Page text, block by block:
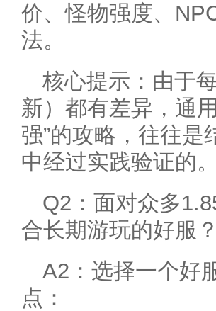
价、怪物强度、
法。
核心提示：由于
新）都有差异，通
强”的攻略，往往
中经过实践验证的。
Q2：面对众多
合长期游玩的好服？
A2：选择一个好
点：